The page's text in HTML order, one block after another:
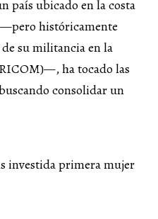
país ubicado en la costa
históricamente
su militancia en la
ha tocado las
consolidar un